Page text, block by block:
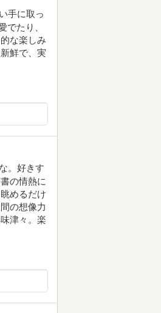
手に取っ
でたり、
な楽しみ
鮮で、実
。好きす
の情熱に
めるだけ
の想像力
津々。楽